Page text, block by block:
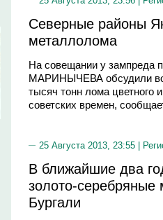
Северные районы
металлолома
На совещании у зампреда
МАРИНЫЧЕВА обсудили
тысяч тонн лома цветного
советских времен,
25 Августа 2013, 23:55 |
В ближайшие два
золото-
Бургали